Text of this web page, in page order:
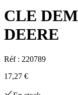
CLE
DEERE
Réf : 220789
17,27 €